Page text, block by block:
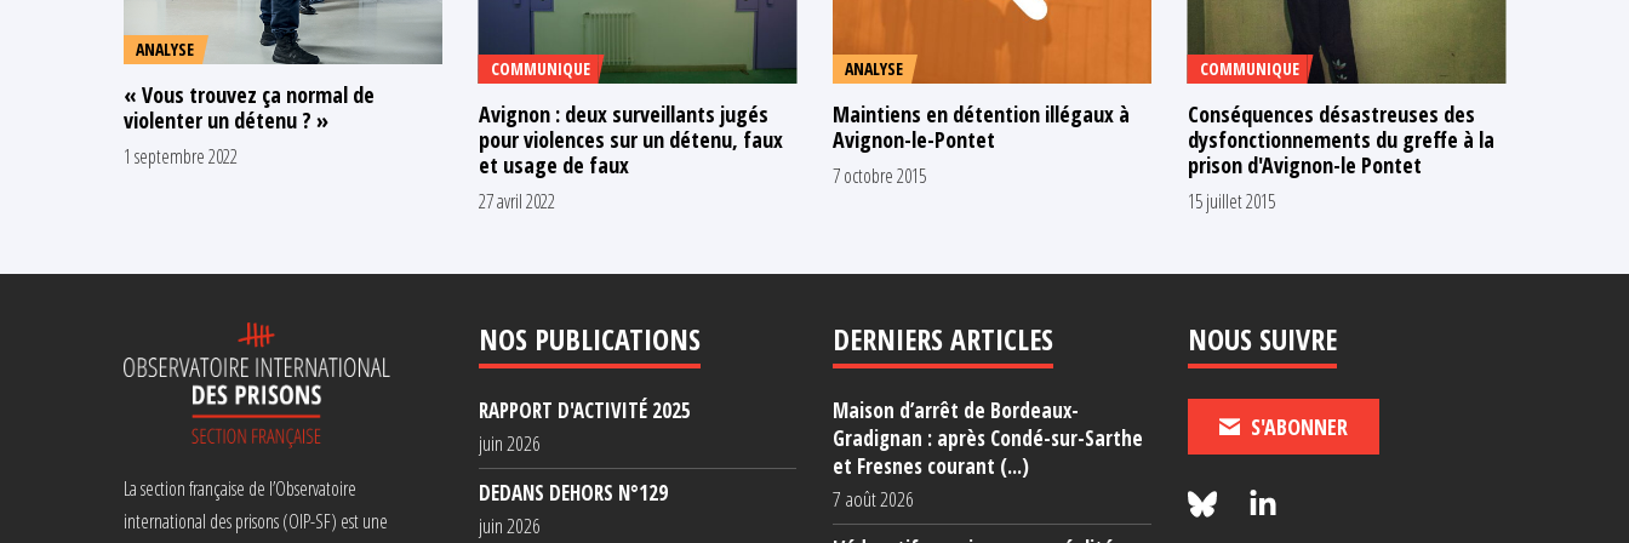
ANALYSE
« Vous trouvez ça normal de
violenter un détenu ? »
1 septembre 2022
COMMUNIQUE
Avignon : deux surveillants jugés
pour violences sur un détenu, faux
et usage de faux
27 avril 2022
ANALYSE
Maintiens en détention illégaux à
Avignon-le-Pontet
7 octobre 2015
COMMUNIQUE
Conséquences désastreuses des
dysfonctionnements du greffe à la
prison d'Avignon-le Pontet
15 juillet 2015
La section française de l’Observatoire
international des prisons (OIP-SF) est une
NOS PUBLICATIONS
RAPPORT D'ACTIVITÉ 2025
juin 2026
DEDANS DEHORS N°129
juin 2026
DERNIERS ARTICLES
Maison d’arrêt de Bordeaux-
Gradignan : après Condé-sur-Sarthe
et Fresnes courant (...)
7 août 2026
NOUS SUIVRE
S'ABONNER